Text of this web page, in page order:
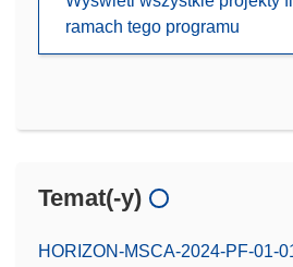
ramach tego programu
Temat(-y)
HORIZON-MSCA-2024-PF-01-